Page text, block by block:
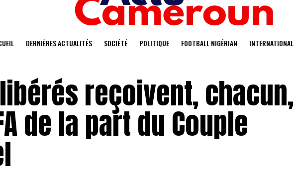
DERNIÈRES ACTUALITÉS SOCIÉTÉ POLITIQUE FOOTBALL NIGÉRIAN INTERNATIONAL
reçoivent, chacun,
de la part du Couple